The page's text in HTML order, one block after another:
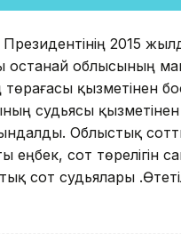
Президентінің 2015
Қостанай облысының
қызметінен
судьясы
Облыстық
еңбек, сот төрелігін
сот судьялары